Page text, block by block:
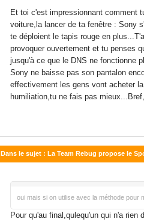
Et toi c'est impressionnant comment
voiture,la lancer de ta fenêtre : Sony
te déploient le tapis rouge en
provoquer ouvertement et tu penses
jusqu'à ce que le DNS ne fonctionne
Sony ne baisse pas son pantalon
effectivement les gens vont acheter
humiliation,tu ne fais pas
Dans le sujet : La Team Rebug propose le
oui mais si on utilise avec la méthode pour
Pour qu'au final,qulequ'un qui n'a